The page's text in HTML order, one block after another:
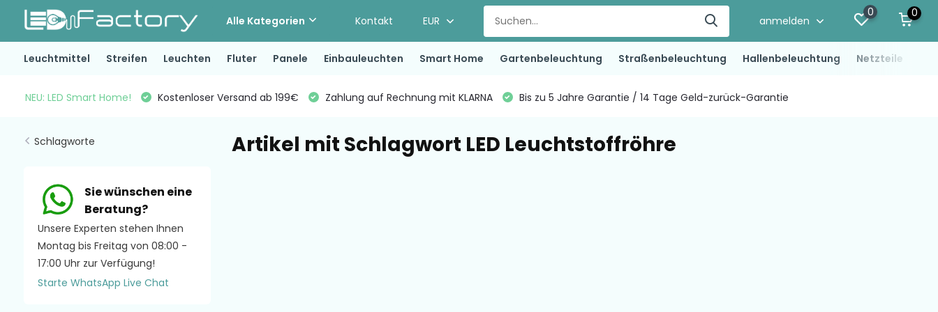
Alle Kategorien Kontakt EUR anmelden
0 0
Leuchtmittel Streifen Leuchten Fluter Panele Einbauleuchten Smart Home Gartenbeleuchtung Straßenbeleuchtung Hallenbeleuchtung Netzteile
NEU: LED Smart Home! Kostenloser Versand ab 199€ Zahlung auf Rechnung mit KLARNA Bis zu 5 Jahre Garantie / 14 Tage Geld-zurück-Garantie
Schlagworte
Sie wünschen eine
Beratung?
Unsere Experten stehen Ihnen
Montag bis Freitag von 08:00 -
17:00 Uhr zur Verfügung!
Starte WhatsApp Live Chat
Artikel mit Schlagwort LED Leuchtstoffröhre